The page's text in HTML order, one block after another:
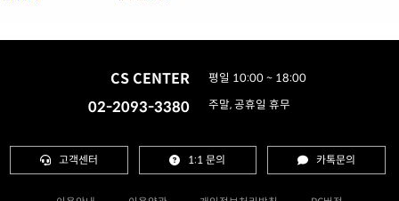
CS CENTER
02-2093-3380
평일 10:00 ~ 18:00
주말, 공휴일 휴무
고객센터 1:1 문의 카톡문의